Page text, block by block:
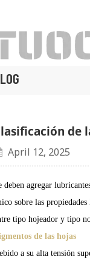
de
April 12, 2025
deben agregar
sobre las propiedades
tipo hojeador y tipo
de las hojas
a su alta tensión